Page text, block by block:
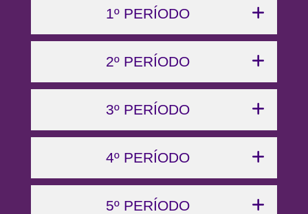
1º PERÍODO
2º PERÍODO
3º PERÍODO
4º PERÍODO
5º PERÍODO